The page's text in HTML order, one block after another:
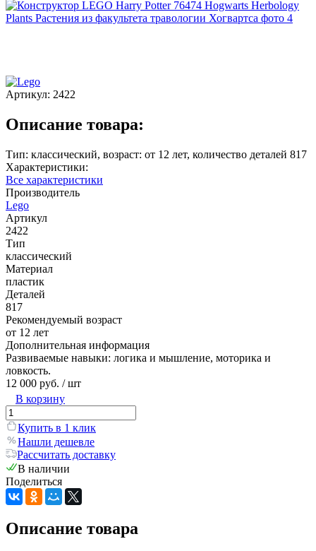
Артикул: 2422
Описание товара:
Тип: классический, возраст: от 12 лет, количество деталей 817
Характеристики:
Все характеристики
Производитель
Lego
Артикул
2422
Тип
классический
Материал
пластик
Деталей
817
Рекомендуемый возраст
от 12 лет
Дополнительная информация
Развиваемые навыки: логика и мышление, моторика и
ловкость.
12 000 руб. / шт
В корзину
Купить в 1 клик
Нашли дешевле
Рассчитать доставку
В наличии
Поделиться
Описание товара